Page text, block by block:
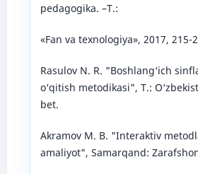
pedаgogikа. –T.:
«Fаn vа texnologiyа», 2017, 215-
Rasulov N. R. "Boshlang‘ich
o‘qitish metodikasi", T.:
bet.
Akramov M. B. "Interaktiv
amaliyot", Samarqand: